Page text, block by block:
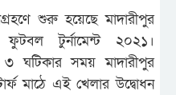
শুরু হয়েছে মাদারীপুর
টুর্নামেন্ট ২০২১।
৩ ঘটিকার সময় মাদারীপুর
মাঠে এই খেলার উদ্বোধন